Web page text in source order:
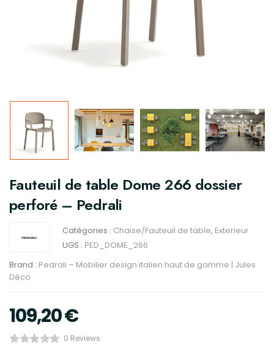
Fauteuil de table Dome 266 dossier
perforé – Pedrali
Catégories : Chaise/Fauteuil de table, Exterieur
UGS : PED_DOME_266
Brand : Pedrali – Mobilier design italien haut de gamme | Jules
Déco
109,20€
0 Reviews